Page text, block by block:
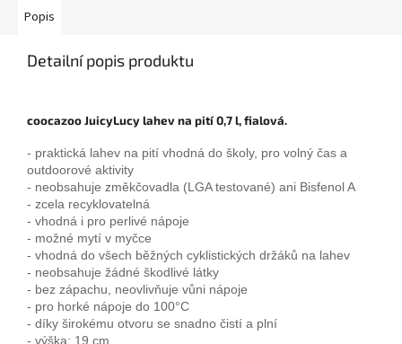
Popis
Detailní popis produktu
coocazoo JuicyLucy lahev na pití 0,7 l, fialová.
- praktická lahev na pití vhodná do školy, pro volný čas a
outdoorové aktivity
- neobsahuje změkčovadla (LGA testované) ani Bisfenol A
- zcela recyklovatelná
- vhodná i pro perlivé nápoje
- možné mytí v myčce
- vhodná do všech běžných cyklistických držáků na lahev
- neobsahuje žádné škodlivé látky
- bez zápachu, neovlivňuje vůni nápoje
- pro horké nápoje do 100°C
- díky širokému otvoru se snadno čistí a plní
- výška: 19 cm